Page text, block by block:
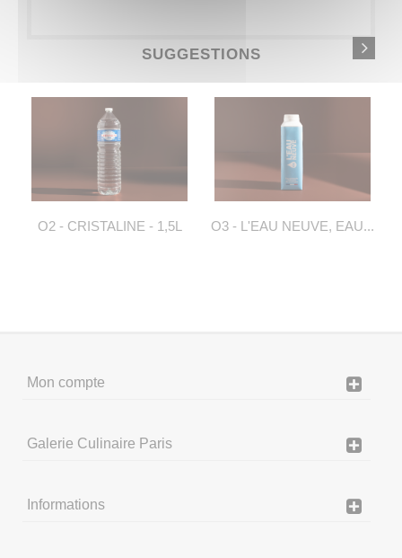
SUGGESTIONS
O2 - CRISTALINE - 1,5L O3 - L'EAU NEUVE, EAU...
Mon compte
Galerie Culinaire Paris
Informations